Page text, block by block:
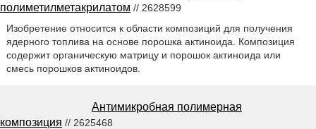
полиметилметакрилатом // 2628599
Изобретение относится к области композиций для получения
ядерного топлива на основе порошка актиноида. Композиция
содержит органическую матрицу и порошок актиноида или
смесь порошков актиноидов.
Антимикробная полимерная
композиция // 2625468